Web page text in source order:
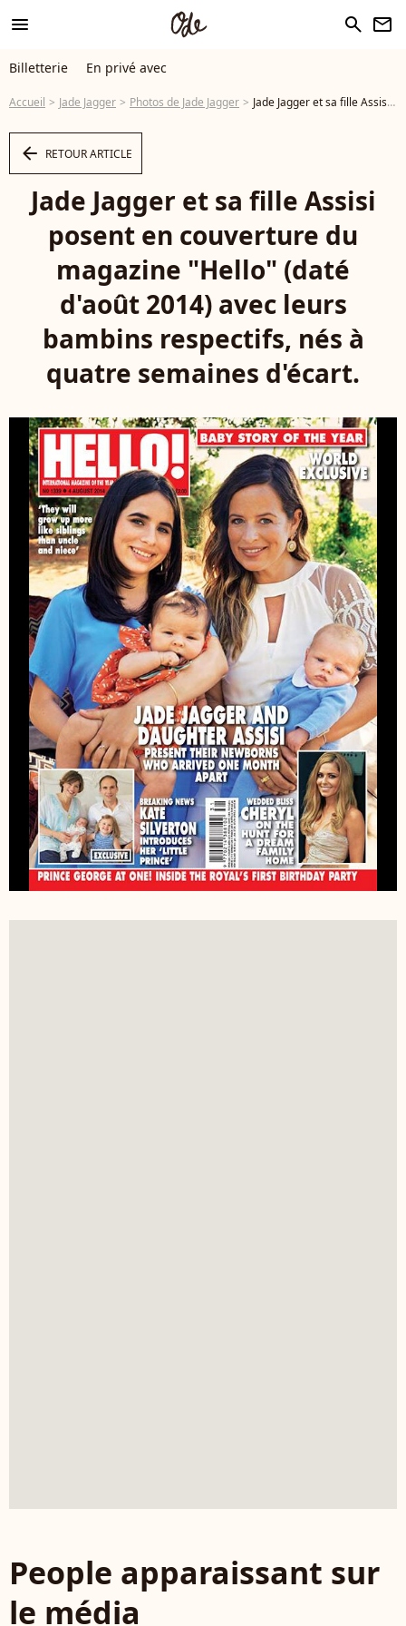
menu search newsletter
Billetterie En privé avec
Accueil Jade Jagger Photos de Jade Jagger Jade Jagger et sa fille Assisi posent en couverture du magazine "Hello" (daté d'août 2014) avec leurs bambins respectifs, nés à quatre semaines d'écart. - Photo
arrow_left RETOUR ARTICLE
Jade Jagger et sa fille Assisi
posent en couverture du
magazine "Hello" (daté
d'août 2014) avec leurs
bambins respectifs, nés à
quatre semaines d'écart.
People apparaissant sur
le média